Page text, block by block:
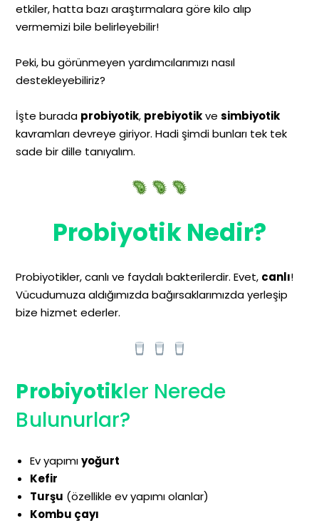
etkiler, hatta bazı araştırmalara göre kilo alıp
vermemizi bile belirleyebilir!
Peki, bu görünmeyen yardımcılarımızı nasıl
destekleyebiliriz?
İşte burada probiyotik, prebiyotikvesimbiyotik
kavramları devreye giriyor. Hadi şimdi bunları tek tek
sade bir dille tanıyalım.
Probiyotik Nedir?
Probiyotikler, canlı ve faydalı bakterilerdir. Evet, canlı!
Vücudumuza aldığımızda bağırsaklarımızda yerleşip
bize hizmet ederler.
Probiyotikler Nerede
Bulunurlar?
Ev yapımıyoğurt
Kefir
Turşu (özellikle ev yapımı olanlar)
Kombu çayı